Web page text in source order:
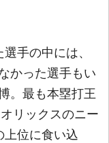
手の中には、
かった選手もい
。最も本塁打王
リックスのニー
上位に食い込